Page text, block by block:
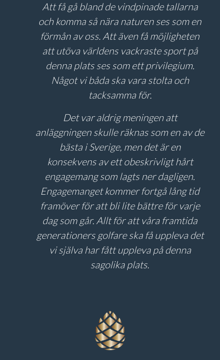
Att få gå bland de vindpinade tallarna
och komma så nära naturen ses som en
förmån av oss. Att även få möjligheten
att utöva världens vackraste sport på
denna plats ses som ett privilegium.
Något vi båda ska vara stolta och
tacksamma för.
Det var aldrig meningen att
anläggningen skulle räknas som en av de
bästa i Sverige, men det är en
konsekvens av ett obeskrivligt hårt
engagemang som lagts ner dagligen.
Engagemanget kommer fortgå lång tid
framöver för att bli lite bättre för varje
dag som går. Allt för att våra framtida
generationers golfare ska få uppleva det
vi själva har fått uppleva på denna
sagolika plats.